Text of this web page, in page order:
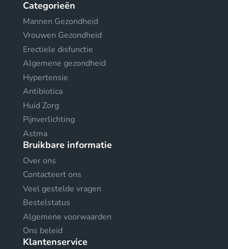
Categorieën
Mannen Gezondheid
Vrouwen Gezondheid
Erectiele disfunctie
Algemene gezondheid
Hypertensie
Antibiotica
Huid Zorg
Pijnverlichting
Astma
Bruikbare informatie
Over ons
Contacteert ons
Veel gestelde vragen
Bestelstatus
Algemene voorwaarden
Ons beleid
Klantenservice